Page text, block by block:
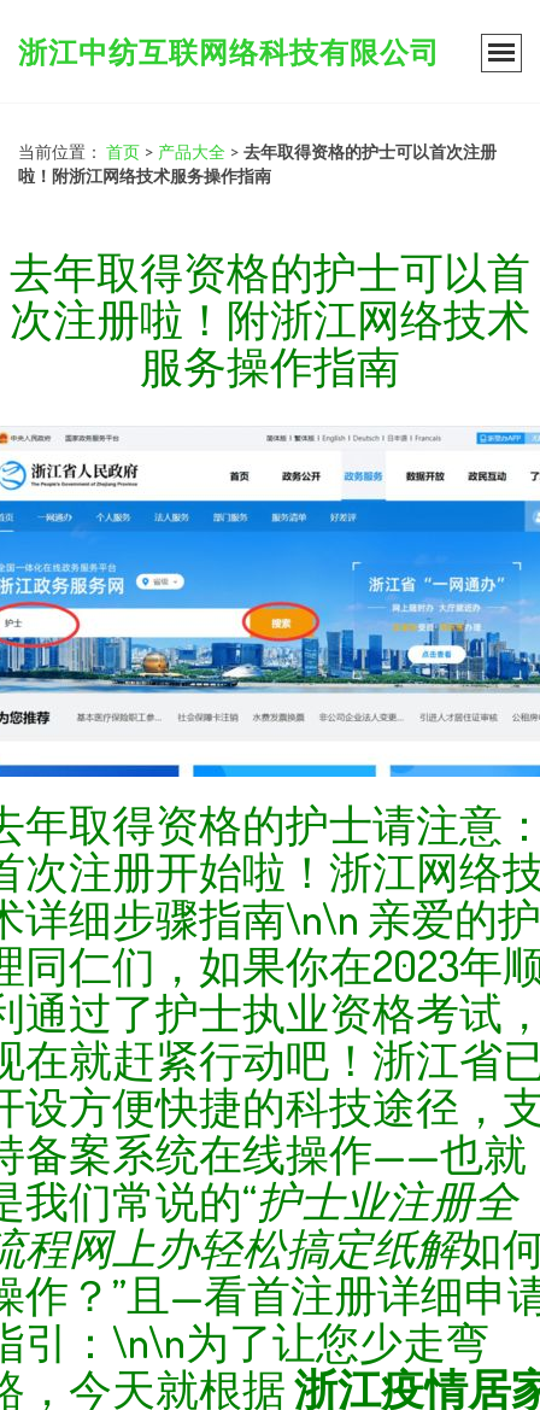
浙江中纺互联网络科技有限公司
当前位置： 首页 > 产品大全 > 去年取得资格的护士可以首次注册
啦！附浙江网络技术服务操作指南
去年取得资格的护士可以首
次注册啦！附浙江网络技术
服务操作指南
年取得资格的护士请注意
次注册开始啦！浙江网络
详细步骤指南\n\n 亲爱的护
同仁们，如果你在2023年
通过了护士执业资格考试
在就赶紧行动吧！浙江省
设方便快捷的科技途径，
备案系统在线操作——也就
我们常说的“护士业注册全
程网上办轻松搞定纸解如
作？”且—看首注册详细申
引：\n\n为了让您少走弯
，今天就根据浙江疫情居